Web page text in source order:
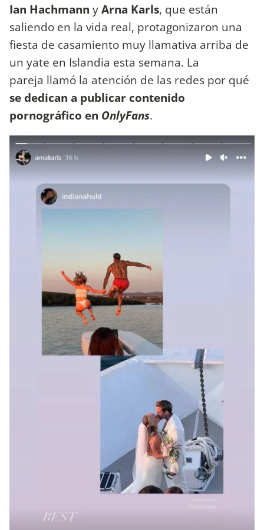
Ian Hachmann yArna Karls, que están
saliendo en la vida real, protagonizaron una
fiesta de casamiento muy llamativa arriba de
un yate en Islandia esta semana. La
pareja llamó la atención de las redes por qué
se dedican a publicar contenido
pornográfico en OnlyFans.